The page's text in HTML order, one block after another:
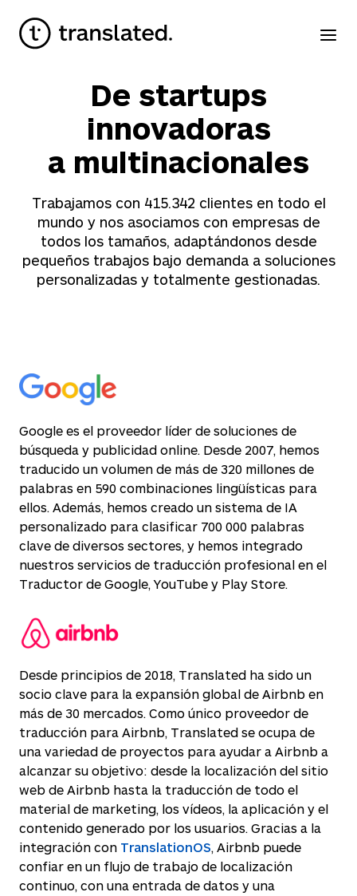
De startups
innovadoras
a multinacionales
Trabajamos con 415.342 clientes en todo el
mundo y nos asociamos con empresas de
todos los tamaños, adaptándonos desde
pequeños trabajos bajo demanda a soluciones
personalizadas y totalmente gestionadas.
Google es el proveedor líder de soluciones de
búsqueda y publicidad online. Desde 2007, hemos
traducido un volumen de más de 320 millones de
palabras en 590 combinaciones lingüísticas para
ellos. Además, hemos creado un sistema de IA
personalizado para clasificar 700 000 palabras
clave de diversos sectores, y hemos integrado
nuestros servicios de traducción profesional en el
Traductor de Google, YouTube y Play Store.
Desde principios de 2018, Translated ha sido un
socio clave para la expansión global de Airbnb en
más de 30 mercados. Como único proveedor de
traducción para Airbnb, Translated se ocupa de
una variedad de proyectos para ayudar a Airbnb a
alcanzar su objetivo: desde la localización del sitio
web de Airbnb hasta la traducción de todo el
material de marketing, los vídeos, la aplicación y el
contenido generado por los usuarios. Gracias a la
integración con TranslationOS, Airbnb puede
confiar en un flujo de trabajo de localización
continuo, con una entrada de datos y una